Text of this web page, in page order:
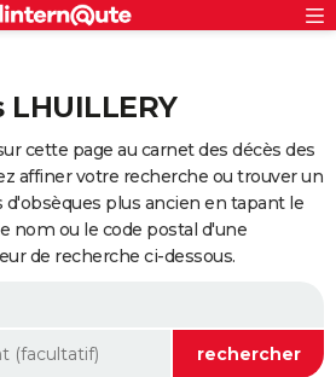
cette page au carnet des décès des
affiner votre recherche ou trouver un
d'obsèques plus ancien en tapant le
nom ou le code postal d'une
de recherche ci-dessous.